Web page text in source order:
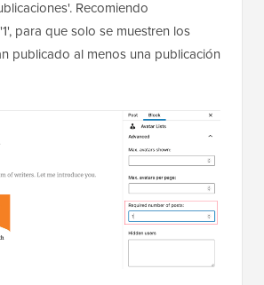
Recomiendo
para que solo se muestren los
publicado al menos una publicación